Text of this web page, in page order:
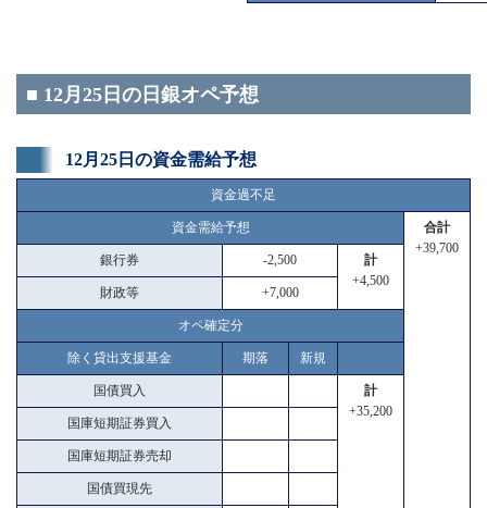
■ 12月25日の日銀オペ予想
12月25日の資金需給予想
資金過不足
資金需給予想
合計
+39,700
銀行券 -2,500
計
+4,500
財政等 +7,000
オペ確定分
除く貸出支援基金 期落 新規
国債買入
計
+35,200
国庫短期証券買入
国庫短期証券売却
国債買現先